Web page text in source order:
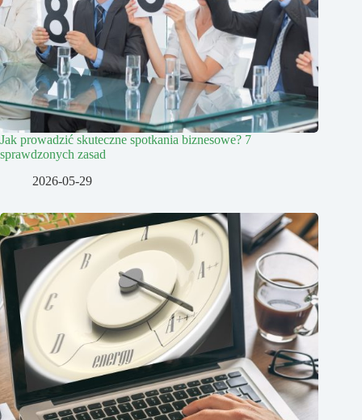
Jak prowadzić skuteczne spotkania biznesowe? 7
sprawdzonych zasad
2026-05-29